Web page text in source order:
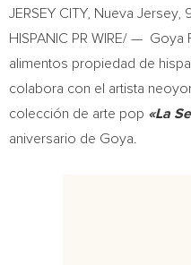
JERSEY CITY, Nueva Jersey,
HISPANIC PR WIRE/ —
alimentos propiedad de
colabora con el artista
colección de arte pop «La
aniversario de Goya.